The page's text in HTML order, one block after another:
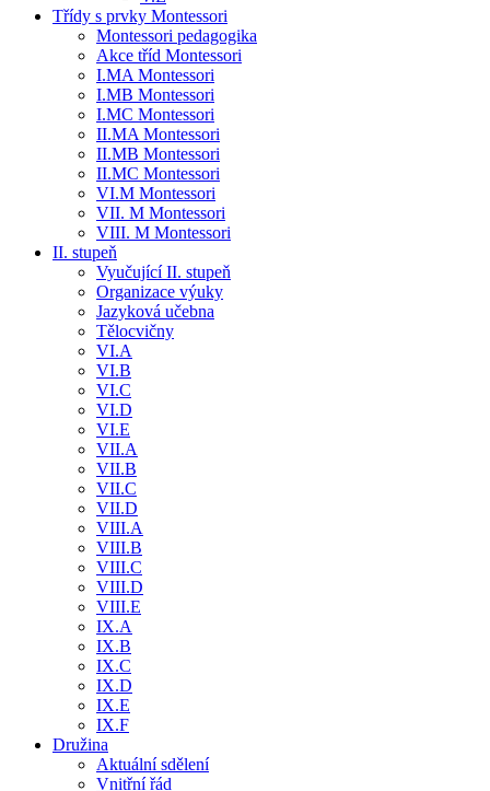
Třídy s prvky Montessori
Montessori pedagogika
Akce tříd Montessori
I.MA Montessori
I.MB Montessori
I.MC Montessori
II.MA Montessori
II.MB Montessori
II.MC Montessori
VI.M Montessori
VII. M Montessori
VIII. M Montessori
II. stupeň
Vyučující II. stupeň
Organizace výuky
Jazyková učebna
Tělocvičny
VI.A
VI.B
VI.C
VI.D
VI.E
VII.A
VII.B
VII.C
VII.D
VIII.A
VIII.B
VIII.C
VIII.D
VIII.E
IX.A
IX.B
IX.C
IX.D
IX.E
IX.F
Družina
Aktuální sdělení
Vnitřní řád